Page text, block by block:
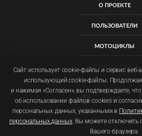
О ПРОЕКТЕ
ПОЛЬЗОВАТЕЛИ
МОТОЦИКЛЫ
ПРАВИЛА САЙТА
Пользовательское соглашениеПолитика
Сайт использует cookie-файлы и сервис веб-
использующий cookie-файлы. Продолжая
и нажимая «Согласен», вы подтверждаете,
об использовании файлов cookies и
персональных данных, указанными в
персональных данных. Вы можете отключить
Вашего браузера.